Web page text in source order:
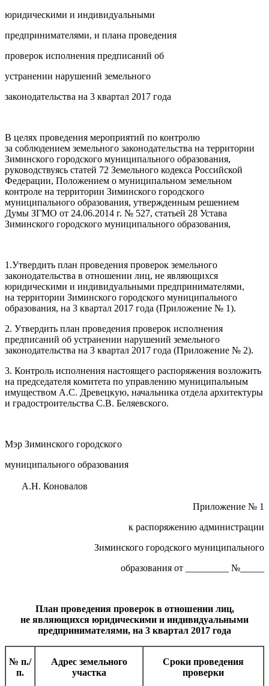
юридическими и индивидуальными
предпринимателями, и плана проведения
проверок исполнения предписаний об
устранении нарушений земельного
законодательства на 3 квартал 2017 года
В целях проведения мероприятий по контролю
за соблюдением земельного законодательства на территории
Зиминского городского муниципального образования,
руководствуясь статей 72 Земельного кодекса Российской
Федерации, Положением о муниципальном земельном
контроле на территории Зиминского городского
муниципального образования, утвержденным решением
Думы ЗГМО от 24.06.2014 г. № 527, статьей 28 Устава
Зиминского городского муниципального образования,
1.Утвердить план проведения проверок земельного
законодательства в отношении лиц, не являющихся
юридическими и индивидуальными предпринимателями,
на территории Зиминского городского муниципального
образования, на 3 квартал 2017 года (Приложение № 1).
2. Утвердить план проведения проверок исполнения
предписаний об устранении нарушений земельного
законодательства на 3 квартал 2017 года (Приложение № 2).
3. Контроль исполнения настоящего распоряжения возложить
на председателя комитета по управлению муниципальным
имуществом А.С. Древецкую, начальника отдела архитектуры
и градостроительства С.В. Беляевского.
Мэр Зиминского городского
муниципального образования
А.Н. Коновалов
Приложение № 1
к распоряжению администрации
Зиминского городского муниципального
образования от _________ №_____
План проведения проверок в отношении лиц,
не являющихся юридическими и индивидуальными
предпринимателями, на 3 квартал 2017 года
№ п./
п.
Адрес земельного
участка
Сроки проведения
проверки